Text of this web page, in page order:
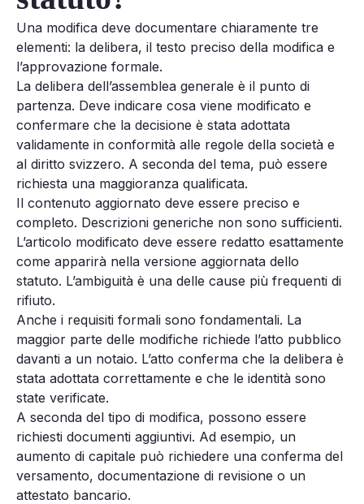
Una modifica deve documentare chiaramente tre
elementi: la delibera, il testo preciso della modifica e
l’approvazione formale.
La delibera dell’assemblea generale è il punto di
partenza. Deve indicare cosa viene modificato e
confermare che la decisione è stata adottata
validamente in conformità alle regole della società e
al diritto svizzero. A seconda del tema, può essere
richiesta una maggioranza qualificata.
Il contenuto aggiornato deve essere preciso e
completo. Descrizioni generiche non sono sufficienti.
L’articolo modificato deve essere redatto esattamente
come apparirà nella versione aggiornata dello
statuto. L’ambiguità è una delle cause più frequenti di
rifiuto.
Anche i requisiti formali sono fondamentali. La
maggior parte delle modifiche richiede l’atto pubblico
davanti a un notaio. L’atto conferma che la delibera è
stata adottata correttamente e che le identità sono
state verificate.
A seconda del tipo di modifica, possono essere
richiesti documenti aggiuntivi. Ad esempio, un
aumento di capitale può richiedere una conferma del
versamento, documentazione di revisione o un
attestato bancario.